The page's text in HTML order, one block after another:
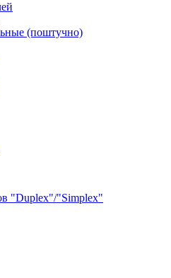
(поштучно)
"Duplex"/"Simplex"